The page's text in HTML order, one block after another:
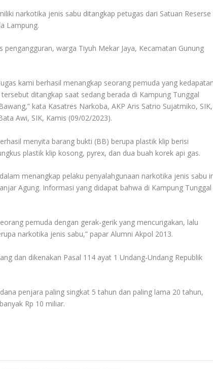
narkotika jenis sabu ditangkap petugas dari Satuan Reserse
Lampung.
warga Tiyuh Mekar Jaya, Kecamatan Gunung
kami berhasil menangkap seorang pemuda yang
ditangkap saat sedang berada di Kampung Tunggal
kata Kasatres Narkoba, AKP Aris Satrio Sujatmiko, SIK,
Awi, SIK, Kamis (09/02/2023).
menyita barang bukti (BB) berupa plastik klip berisi
plastik klip kosong, pyrex, dan dua buah korek api gas.
menangkap pelaku penyalahgunaan narkotika jenis sabu
Agung. Informasi yang didapat bahwa di Kampung Tunggal
pemuda dengan gerak-gerik yang mencurigakan, lalu
narkotika jenis sabu,” papar Alumni Akpol 2013.
dan dikenakan Pasal 114 ayat 1 Undang-Undang Republik
penjara paling singkat 5 tahun dan paling lama 20 tahun,
Rp 10 miliar.